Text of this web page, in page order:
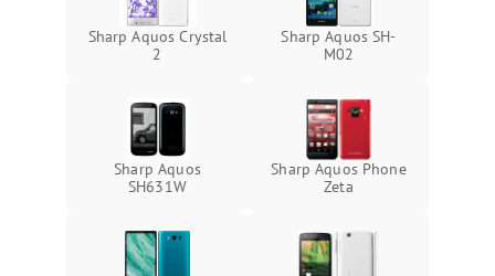
Sharp Aquos Crystal
2
Sharp Aquos SH-
M02
Sharp Aquos
SH631W
Sharp Aquos Phone
Zeta